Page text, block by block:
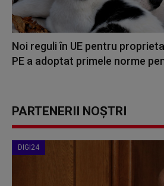
Noi reguli în UE pentru
PE a adoptat primele norme
PARTENERII NOȘTRI
DIGI24